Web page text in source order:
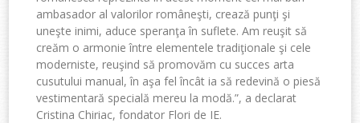
ambasador al valorilor româneşti, crează punţi şi
uneşte inimi, aduce speranţa în suflete. Am reuşit să
creăm o armonie între elementele tradiţionale şi cele
moderniste, reuşind să promovăm cu succes arta
cusutului manual, în aşa fel încât ia să redevină o piesă
vestimentară specială mereu la modă.”, a declarat
Cristina Chiriac, fondator Flori de IE.